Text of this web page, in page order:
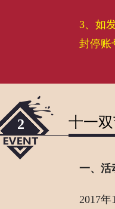
3、如
封停账
2 十一
一、活
2017年